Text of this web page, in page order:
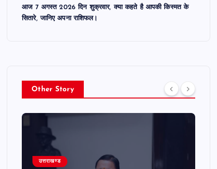
आज 7 अगस्त 2026 दिन शुक्रवार, क्या कहते है आपकी किस्मत के
सितारे, जानिए अपना राशिफल।
Other Story
उत्तराखण्ड